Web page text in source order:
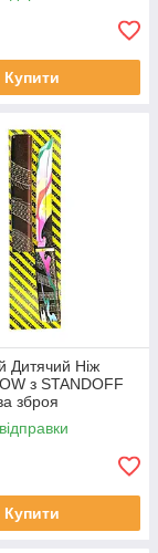
Купити
Дитячий Ніж
з STANDOFF
зброя
Купити